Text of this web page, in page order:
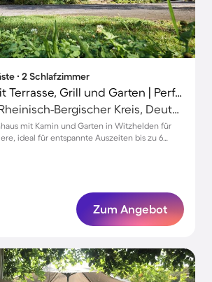
∙ 2 Schlafzimmer
Ferienhaus mit Terrasse, Grill und Garten | Perfekt für die Arbeit von Zuhause
Odenthal, Rheinisch-Bergischer Kreis, Deutschland
mit Kamin und Garten in Witzhelden für
ideal für entspannte Auszeiten bis zu 6
Zum Angebot